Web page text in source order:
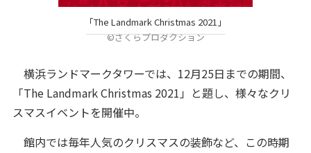
「The Landmark Christmas 2021」
©さくらプロダクション
横浜ランドマークタワーでは、12月25日までの期間、
「The Landmark Christmas 2021」と題し、様々なクリ
スマスイベントを開催中。
館内では毎年人気のクリスマスの装飾など、この時期